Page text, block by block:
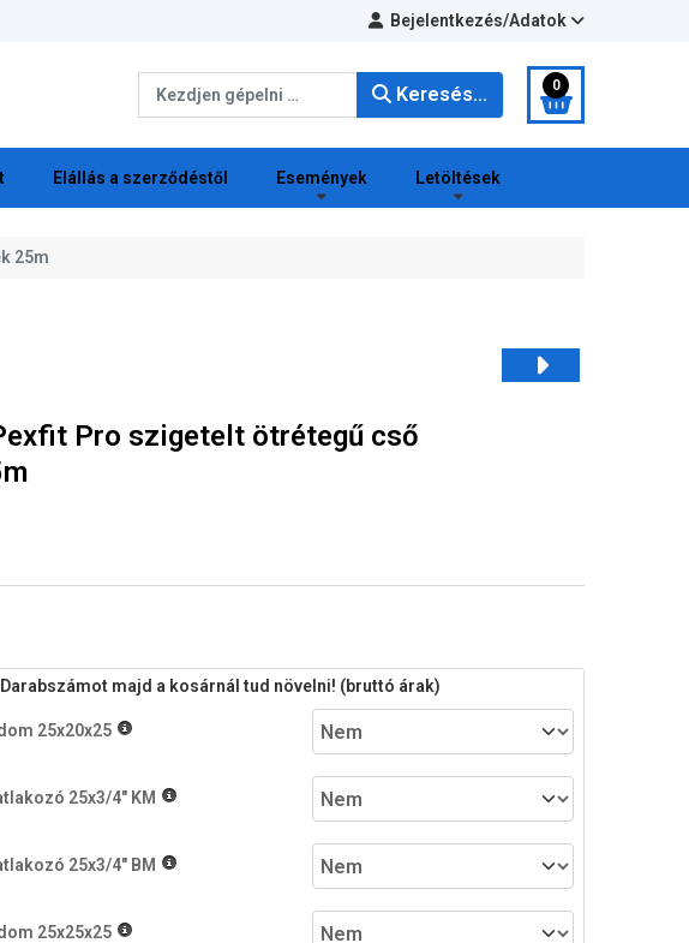
Bejelentkezés/Adatok
Keresés... 0
Elállás a szerződéstől Események Letöltések
25m
Pro szigetelt ötrétegű cső
majd a kosárnál tud növelni! (bruttó árak)
25x20x25
25x3/4" KM
25x3/4" BM
25x25x25